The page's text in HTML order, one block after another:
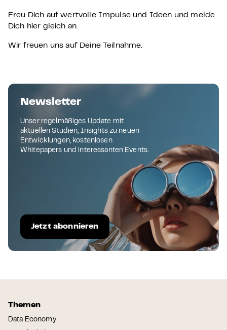
Freu Dich auf wertvolle Impulse und Ideen und melde
Dich hier gleich an.
Wir freuen uns auf Deine Teilnahme.
Newsletter
Unser regelmäßiges Update mit
aktuellen Studien, Insights zu neuen
Entwicklungen, kostenlosen
Whitepapers und interessanten Events.
Jetzt abonnieren
Themen
Data Economy